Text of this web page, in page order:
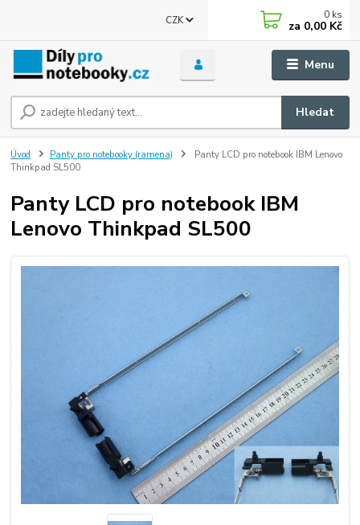
Menu
CZK
Hledat
0 ks
za 0,00 Kč
Úvod Panty pro notebooky (ramena)
Panty LCD pro notebook IBM Lenovo
Thinkpad SL500
Panty LCD pro notebook IBM
Lenovo Thinkpad SL500